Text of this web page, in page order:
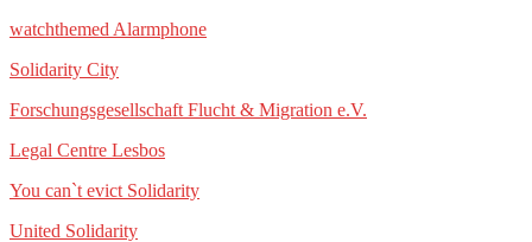
watchthemed Alarmphone
Solidarity City
Forschungsgesellschaft Flucht & Migration e.V.
Legal Centre Lesbos
You can`t evict Solidarity
United Solidarity